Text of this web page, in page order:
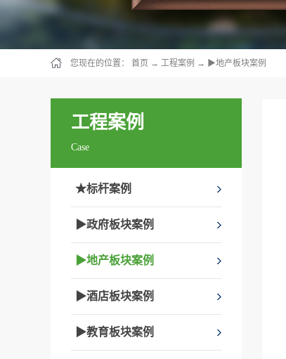
您现在的位置： 首页 → 工程案例 → ▶地产板块案例
工程案例
Case
★标杆案例
▶政府板块案例
▶地产板块案例
▶酒店板块案例
▶教育板块案例